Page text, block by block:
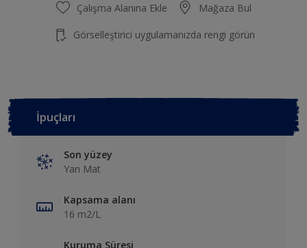
Çalışma Alanına Ekle Mağaza Bul
Görselleştirici uygulamanızda rengi görün
İpuçları
Son yüzey
Yarı Mat
Kapsama alanı
16 m2/L
Kuruma Süresi